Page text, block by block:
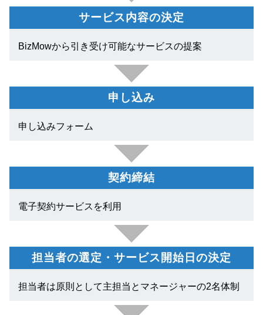
サービス内容の決定
BizMowから引き受け可能なサービスの提案
申し込み
申し込みフォーム
契約締結
電子契約サービスを利用
担当者の選定・サービス開始日の決定
担当者は原則として主担当とマネージャーの2名体制